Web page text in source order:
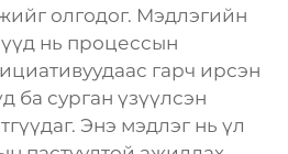
олгодог. Мэдлэгийн
нь процессын
гарч ирсэн
ба сурган үзүүлсэн
Энэ мэдлэг нь үл